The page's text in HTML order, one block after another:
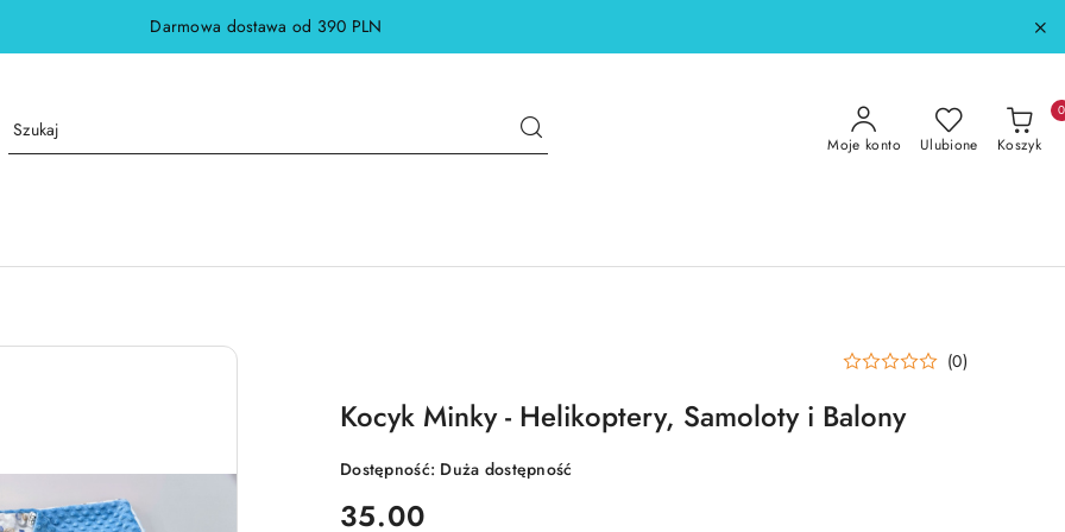
Darmowa dostawa od 390 PLN
Moje konto Ulubione Koszyk
0
(0)
Kocyk Minky - Helikoptery, Samoloty i Balony
Dostępność: Duża dostępność
cena:
35.00